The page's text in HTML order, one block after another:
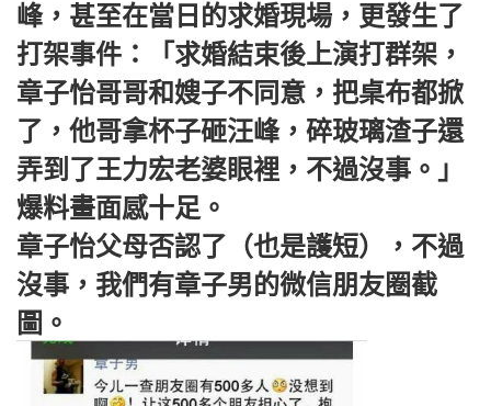
峰，甚至在當日的求婚現場，更發生了
打架事件：「求婚結束後上演打群架，
章子怡哥哥和嫂子不同意，把桌布都掀
了，他哥拿杯子砸汪峰，碎玻璃渣子還
弄到了王力宏老婆眼裡，不過沒事。」
爆料畫面感十足。
章子怡父母否認了（也是護短），不過
沒事，我們有章子男的微信朋友圈截
圖。